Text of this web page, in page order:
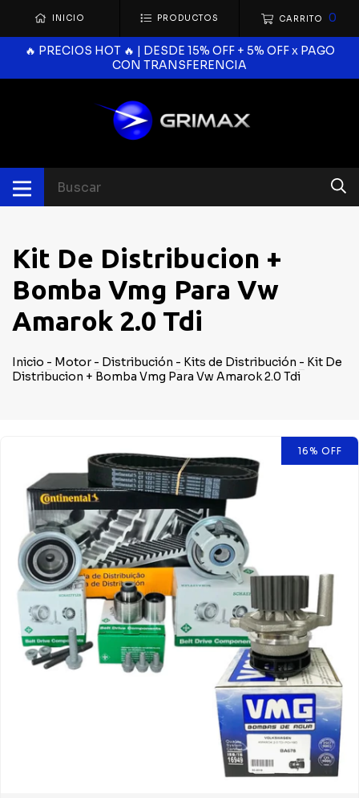
INICIO PRODUCTOS CARRITO 0
🔥 PRECIOS HOT 🔥 | DESDE 15% OFF + 5% OFF x PAGO
CON TRANSFERENCIA
Kit De Distribucion +
Bomba Vmg Para Vw
Amarok 2.0 Tdi
Inicio - Motor - Distribución - Kits de Distribución - Kit De
Distribucion + Bomba Vmg Para Vw Amarok 2.0 Tdi
16% OFF